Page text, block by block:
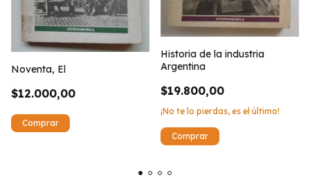
Noventa, El
$12.000,00
Historia de la industria
Argentina
$19.800,00
¡No te lo pierdas, es el último!